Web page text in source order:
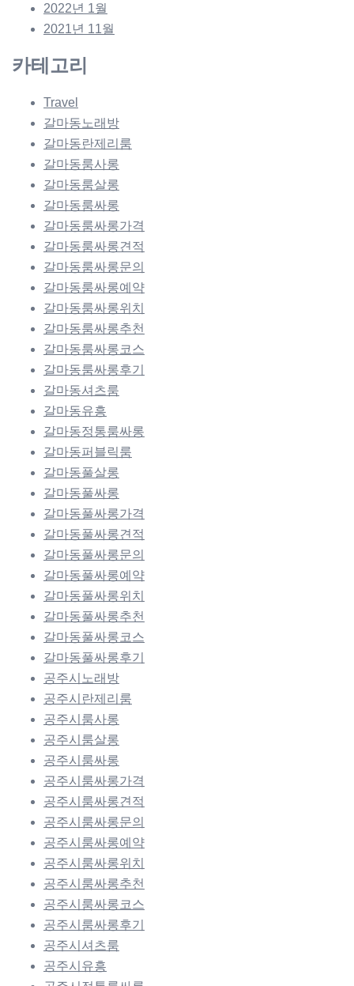
2022년 1월
2021년 11월
카테고리
Travel
갈마동노래방
갈마동란제리룸
갈마동룸사롱
갈마동룸살롱
갈마동룸싸롱
갈마동룸싸롱가격
갈마동룸싸롱견적
갈마동룸싸롱문의
갈마동룸싸롱예약
갈마동룸싸롱위치
갈마동룸싸롱추천
갈마동룸싸롱코스
갈마동룸싸롱후기
갈마동셔츠룸
갈마동유흥
갈마동정통룸싸롱
갈마동퍼블릭룸
갈마동풀살롱
갈마동풀싸롱
갈마동풀싸롱가격
갈마동풀싸롱견적
갈마동풀싸롱문의
갈마동풀싸롱예약
갈마동풀싸롱위치
갈마동풀싸롱추천
갈마동풀싸롱코스
갈마동풀싸롱후기
공주시노래방
공주시란제리룸
공주시룸사롱
공주시룸살롱
공주시룸싸롱
공주시룸싸롱가격
공주시룸싸롱견적
공주시룸싸롱문의
공주시룸싸롱예약
공주시룸싸롱위치
공주시룸싸롱추천
공주시룸싸롱코스
공주시룸싸롱후기
공주시셔츠룸
공주시유흥